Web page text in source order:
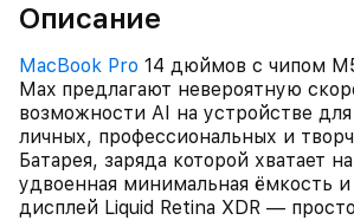
Описание
MacBook Pro 14 дюймов с чипом
Max предлагают невероятную
возможности AI на устройстве
личных, профессиональных и
Батарея, заряда которой хватает
удвоенная минимальная ёмкость
дисплей Liquid Retina XDR —